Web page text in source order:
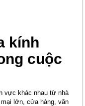
kính
cuộc
vực khác nhau từ nhà
lớn, cửa hàng, văn